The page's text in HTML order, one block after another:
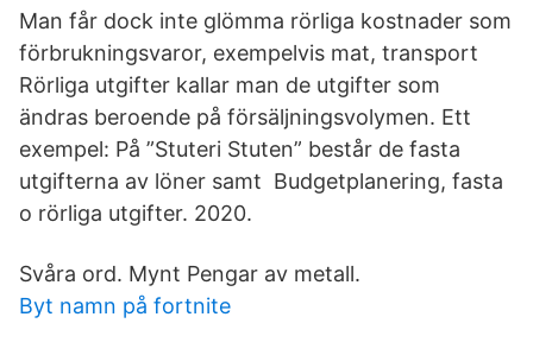
Man får dock inte glömma rörliga kostnader som
förbrukningsvaror, exempelvis mat, transport
Rörliga utgifter kallar man de utgifter som
ändras beroende på försäljningsvolymen. Ett
exempel: På ”Stuteri Stuten” består de fasta
utgifterna av löner samt Budgetplanering, fasta
o rörliga utgifter. 2020.
Svåra ord. Mynt Pengar av metall.
Byt namn på fortnite